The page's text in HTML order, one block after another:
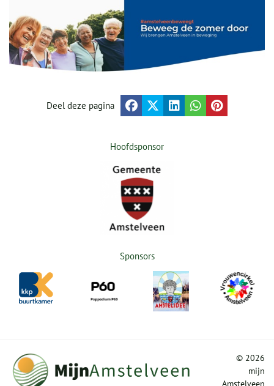
Deel deze pagina
Hoofdsponsor
Sponsors
© 2026
mijn
Amstelveen